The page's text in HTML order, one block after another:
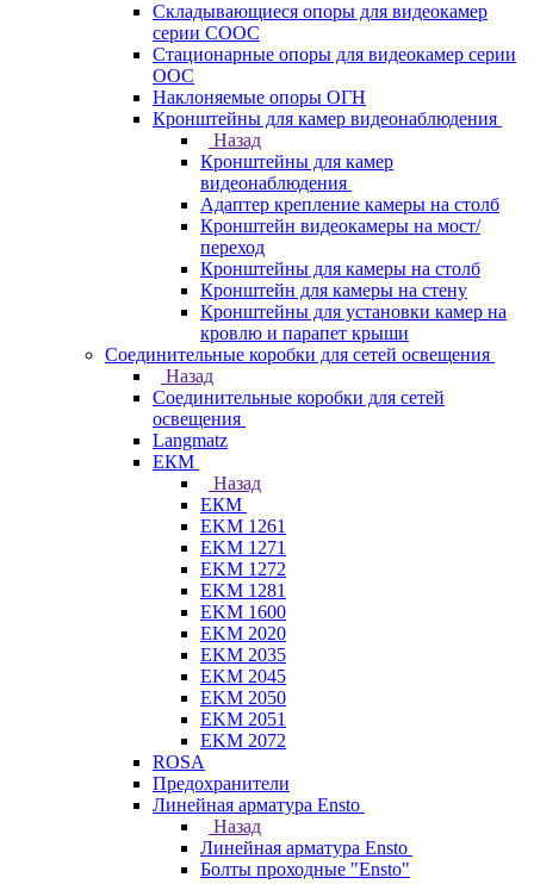
Складывающиеся опоры для видеокамер
серии СООС
Стационарные опоры для видеокамер серии
ООС
Наклоняемые опоры ОГН
Кронштейны для камер видеонаблюдения
Назад
Кронштейны для камер
видеонаблюдения
Адаптер крепление камеры на столб
Кронштейн видеокамеры на мост/
переход
Кронштейны для камеры на столб
Кронштейн для камеры на стену
Кронштейны для установки камер на
кровлю и парапет крыши
Соединительные коробки для сетей освещения
Назад
Соединительные коробки для сетей
освещения
Langmatz
ЕКМ
Назад
ЕКМ
EKM 1261
EKM 1271
EKM 1272
EKM 1281
EKM 1600
EKM 2020
EKM 2035
EKM 2045
EKM 2050
EKM 2051
EKM 2072
ROSA
Предохранители
Линейная арматура Ensto
Назад
Линейная арматура Ensto
Болты проходные "Ensto"